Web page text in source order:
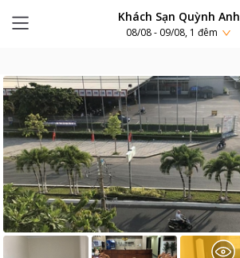
Khách Sạn Quỳnh Anh
08/08 - 09/08, 1 đêm